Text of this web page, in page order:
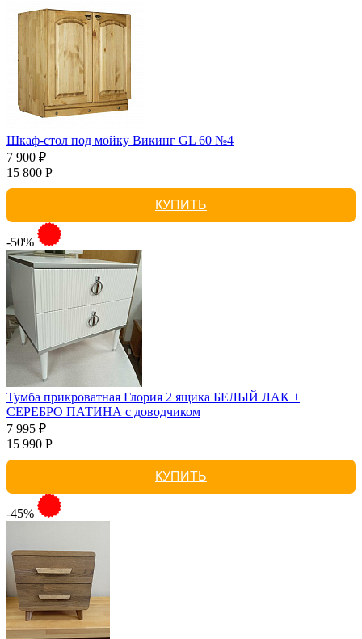
Шкаф-стол под мойку Викинг GL 60 №4
7 900 ₽
15 800 Р
КУПИТЬ
-50%
Тумба прикроватная Глория 2 ящика БЕЛЫЙ ЛАК +
СЕРЕБРО ПАТИНА с доводчиком
7 995 ₽
15 990 Р
КУПИТЬ
-45%